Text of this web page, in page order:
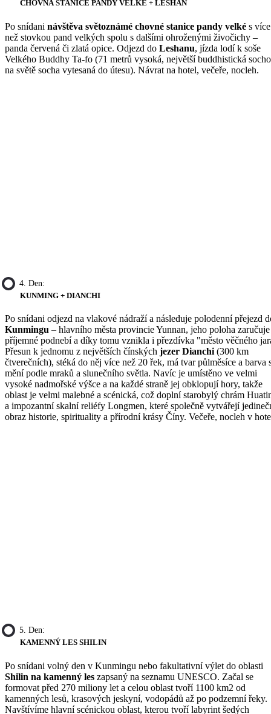
CHOVNÁ STANICE PANDY VELKÉ + LESHAN
Po snídani návštěva světoznámé chovné stanice pandy velké s více
než stovkou pand velkých spolu s dalšími ohroženými živočichy –
panda červená či zlatá opice. Odjezd do Leshanu, jízda lodí k soše
Velkého Buddhy Ta-fo (71 metrů vysoká, největší buddhistická
na světě socha vytesaná do útesu). Návrat na hotel, večeře, nocleh.
4. Den:
KUNMING + DIANCHI
Po snídani odjezd na vlakové nádraží a následuje polodenní přejezd
Kunmingu – hlavního města provincie Yunnan, jeho poloha zaručuje
příjemné podnebí a díky tomu vznikla i přezdívka "město věčného
Přesun k jednomu z největších čínských jezer Dianchi (300 km
čtverečních), stéká do něj více než 20 řek, má tvar půlměsíce a barva
mění podle mraků a slunečního světla. Navíc je umístěno ve velmi
vysoké nadmořské výšce a na každé straně jej obklopují hory, takže
oblast je velmi malebné a scénická, což doplní starobylý chrám
a impozantní skalní reliéfy Longmen, které společně vytvářejí
obraz historie, spirituality a přírodní krásy Číny. Večeře, nocleh v
5. Den:
KAMENNÝ LES SHILIN
Po snídani volný den v Kunmingu nebo fakultativní výlet do oblasti
Shilin na kamenný les zapsaný na seznamu UNESCO. Začal se
formovat před 270 miliony let a celou oblast tvoří 1100 km2 od
kamenných lesů, krasových jeskyní, vodopádů až po podzemní řeky.
Navštívíme hlavní scénickou oblast, kterou tvoří labyrint šedých